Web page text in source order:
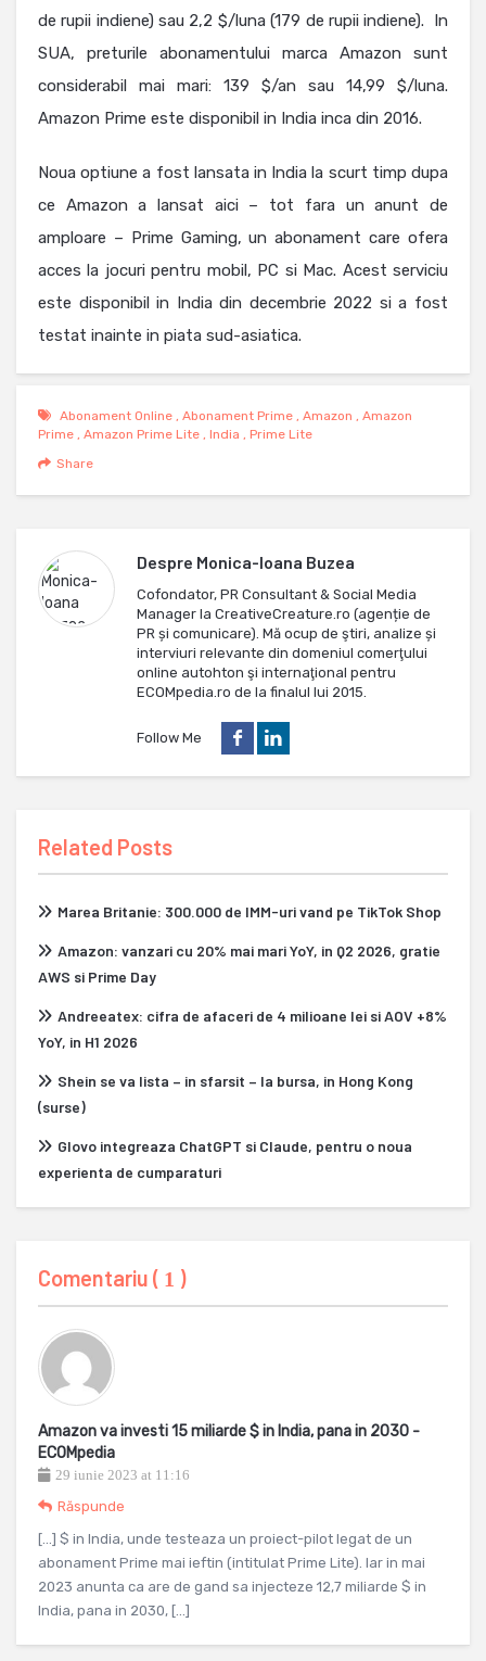
de rupii indiene) sau 2,2 $/luna (179 de rupii indiene). In
SUA, preturile abonamentului marca Amazon sunt
considerabil mai mari: 139 $/an sau 14,99 $/luna.
Amazon Prime este disponibil in India inca din 2016.
Noua optiune a fost lansata in India la scurt timp dupa
ce Amazon a lansat aici – tot fara un anunt de
amploare – Prime Gaming, un abonament care ofera
acces la jocuri pentru mobil, PC si Mac. Acest serviciu
este disponibil in India din decembrie 2022 si a fost
testat inainte in piata sud-asiatica.
Abonament Online , Abonament Prime , Amazon , Amazon
Prime , Amazon Prime Lite , India , Prime Lite
Share
Despre Monica-Ioana Buzea
Cofondator, PR Consultant & Social Media
Manager la CreativeCreature.ro (agenție de
PR și comunicare). Mă ocup de ştiri, analize și
interviuri relevante din domeniul comerţului
online autohton şi internaţional pentru
ECOMpedia.ro de la finalul lui 2015.
Follow Me
Related Posts
Marea Britanie: 300.000 de IMM-uri vand pe TikTok Shop
Amazon: vanzari cu 20% mai mari YoY, in Q2 2026, gratie
AWS si Prime Day
Andreeatex: cifra de afaceri de 4 milioane lei si AOV +8%
YoY, in H1 2026
Shein se va lista – in sfarsit – la bursa, in Hong Kong
(surse)
Glovo integreaza ChatGPT si Claude, pentru o noua
experienta de cumparaturi
Comentariu ( 1 )
Amazon va investi 15 miliarde $ in India, pana in 2030 -
ECOMpedia
29 iunie 2023 at 11:16
Răspunde
[…] $ in India, unde testeaza un proiect-pilot legat de un
abonament Prime mai ieftin (intitulat Prime Lite). Iar in mai
2023 anunta ca are de gand sa injecteze 12,7 miliarde $ in
India, pana in 2030, […]